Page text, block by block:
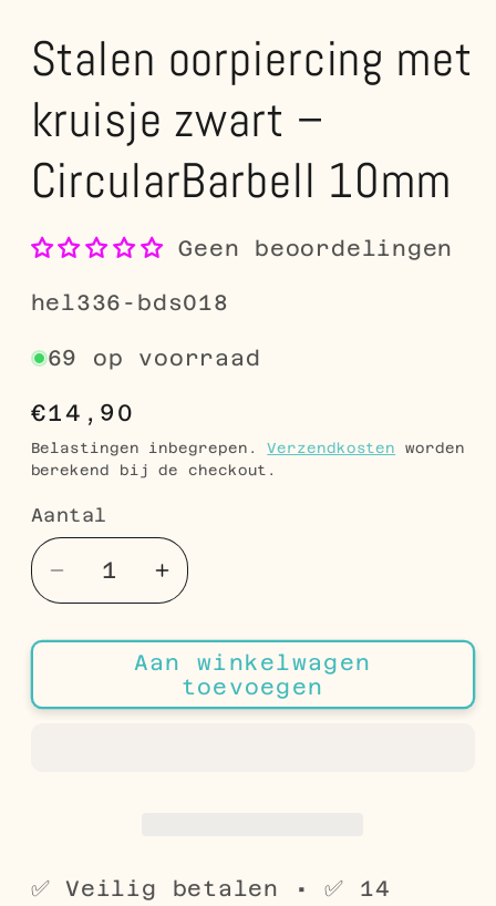
Stalen oorpiercing met
kruisje zwart –
CircularBarbell 10mm
Geen beoordelingen
SKU:
hel336-bds018
69 op voorraad
Normale
prijs
€14,90
Belastingen inbegrepen.Verzendkosten worden
berekend bij de checkout.
Aantal
Aantal
Aantal
verlagen
voor
oorpiercing
10mm
Aantal
verhogen
voor
Stalen
oorpiercing
10mm
Aan winkelwagen
toevoegen
✅ Veilig betalen • ✅ 14